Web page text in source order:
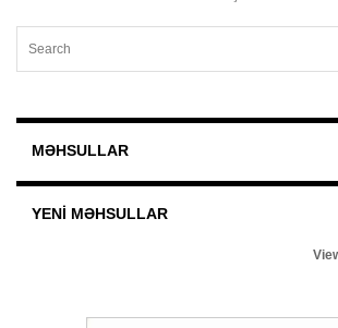
MƏHSULLAR
YENI MƏHSULLAR